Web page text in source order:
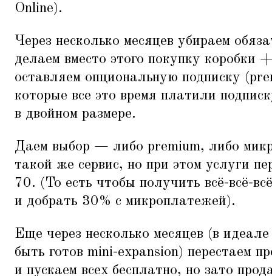
Online).
Через несколько месяцев убираем
делаем вместо этого покупку коробки
оставляем опциональную подписку
которые все это время платили
в двойном размере.
Даем выбор — либо premium, либо
такой же сервис, но при этом услуги
70. (То есть чтобы получить всё-всё-
и добрать 30% с микроплатежей).
Еще через несколько месяцев (в
быть готов mini-expansion) перестаем
и пускаем всех бесплатно, но зато